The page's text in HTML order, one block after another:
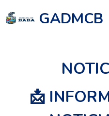
GADMCB
📩